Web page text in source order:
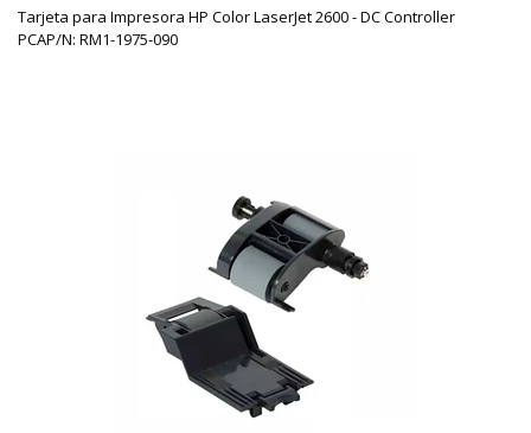
Tarjeta para Impresora HP Color LaserJet 2600 - DC Controller
PCAP/N: RM1-1975-090